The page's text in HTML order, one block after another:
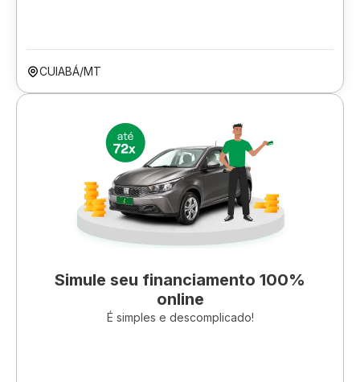
CUIABÁ/MT
Simule seu financiamento 100%
online
É simples e descomplicado!